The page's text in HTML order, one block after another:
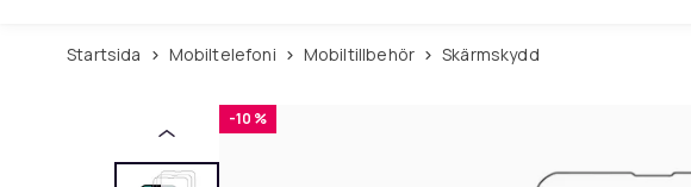
Startsida Mobiltelefoni Mobiltillbehör Skärmskydd
-10 %